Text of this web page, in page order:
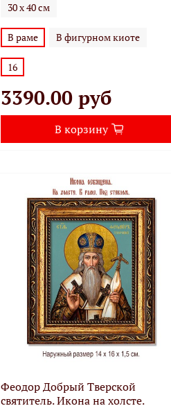
30 х 40 см
В раме В фигурном киоте
16
3390.00 руб
В корзину
Феодор Добрый Тверской
святитель. Икона на холсте.